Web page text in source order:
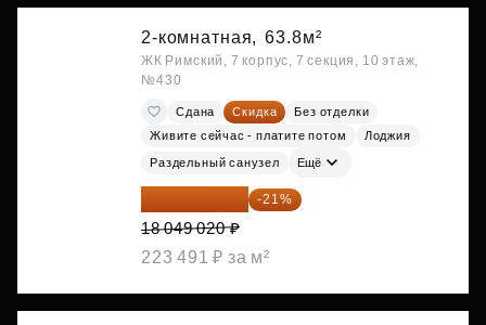
2-комнатная, 63.8м²
ЖК Римский, 7 корпус, 7 секция, 10 этаж,
№430
Сдана Скидка
Без отделки
Живите сейчас - платите потом
Лоджия
Раздельный санузел Ещё
14 258 726 ₽ -21%
18 049 020 ₽
223 491 ₽ за м²